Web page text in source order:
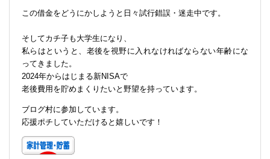
この借金をどうにかしようと日々試行錯誤・迷走中です。
そしてカチ子も大学生になり、
私らはというと、老後を視野に入れなければならない年齢にな
ってきました。
2024年からはじまる新NISAで
老後費用を貯めまくりたいと野望を持っています。
ブログ村に参加しています。
応援ポチしていただけると嬉しいです！